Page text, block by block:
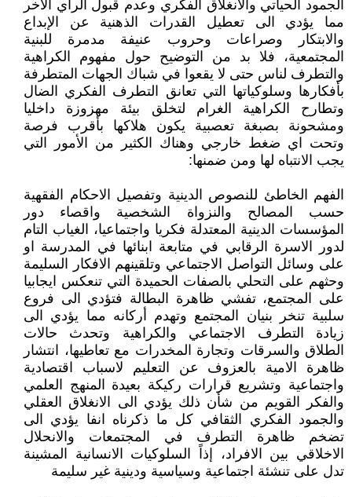
الجمود الحياتي والانغلاق الفكري وعدم قبول الرأي الآخر
مما يؤدي الى تعطيل القدرات الذهنية عن الإبداع
والابتكار وصراعات وحروب عنيفة مدمرة للبنية
المجتمعية، فلا بد من التوضيح حول مفهوم الكراهية
والتطرف لناس حتى لا يقعوا في شباك الجهات المتطرفة
بأفكارها وسلوكياتها التي تعانق التطرف الفكري الضال
وتطارح الكراهية الغرام لتخلق بيئة مهزوزة داخليا
ومشحونة بصبغة تعصبية يكون هلاكها بأقرب فرصة
وتحت اي ضغط خارجي وهناك الكثير من الأمور التي
يجب الانتباه لها ومن ضمنها:
الفهم الخاطئ للنصوص الدينية وتفصيل الاحكام الفقهية
حسب المصالح والنزواة الشخصية واقصاء دور
المؤسسات الدينية المعتدلة فكريا واجتماعيا، الغياب التام
لدور الاسرة الرقابي في متابعة ابنائها في المدرسة او
على وسائل التواصل الاجتماعي وتلقينهم الافكار السليمة
وحثهم على التحلي بالصفات الحميدة التي تنعكس ايجابيا
على المجتمع، تفشي ظاهرة البطالة فتؤدي الى فروع
سلبية تنخر بنيان المجتمع وتهدم أركانه مما يؤدي الى
زيادة التطرف الاجتماعي والكراهية وتحدث حالات
الطلاق والسرقات وتجارة المخدرات مع تعاطيها، انتشار
ظاهرة الامية بالعزوف عن التعليم لاسباب اقتصادية
واجتماعية وتشريع قرارات ركيكة بعيدة المنهج العلمي
والفكر القويم من شأن ذلك يؤدي الى الانغلاق العقلي
والجمود الفكري الثقافي كل ما ذكرناه انفا يؤدي الى
تضخم ظاهرة التطرف في المجتمعات والانحلال
الاخلاقي بين الافراد، إذاً السلوكيات الانسانية المشينة
تدل على تنشئة اجتماعية وسياسية ودينية غير سليمة